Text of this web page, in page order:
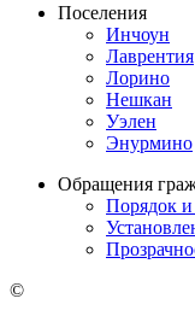
Поселения
Инчоун
Лаврентия
Лорино
Нешкан
Уэлен
Энурмино
Обращения
Порядок
©